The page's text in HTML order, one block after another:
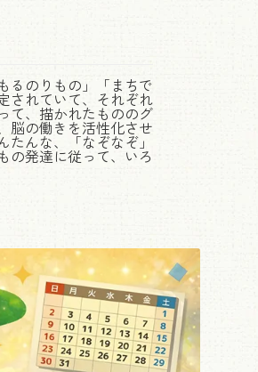
るのりもの」「まちで
されていて、それぞれ
て、描かれたもののグ
脳の働きを活性化させ
んな、「なぞなぞ」
の発達に従って、いろ